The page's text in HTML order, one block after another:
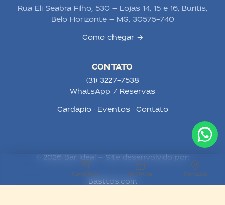
Rua Eli Seabra Filho, 530 — Lojas 14, 15 e 16, Buritis,
Belo Horizonte — MG, 30575-740
Como chegar →
CONTATO
(31) 3227-7538
WhatsApp / Reservas
Cardápio· Eventos· Contato
© 2026 Bar Ideal — Site desenvolvido por:
Basttos.com
Cardápio Eventos Contato